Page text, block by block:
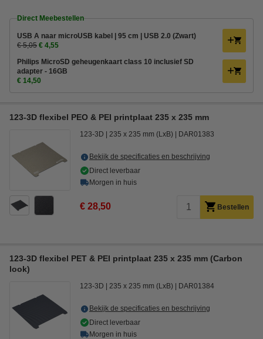
Direct Meebestellen
USB A naar microUSB kabel | 95 cm | USB 2.0 (Zwart)
€ 5,05 € 4,55
Philips MicroSD geheugenkaart class 10 inclusief SD
adapter - 16GB
€ 14,50
123-3D flexibel PEO & PEI printplaat 235 x 235 mm
123-3D 235 x 235 mm (LxB) DAR01383
Bekijk de specificaties en beschrijving
Direct leverbaar
Morgen in huis
€ 28,50 Bestellen
123-3D flexibel PET & PEI printplaat 235 x 235 mm (Carbon
look)
123-3D 235 x 235 mm (LxB) DAR01384
Bekijk de specificaties en beschrijving
Direct leverbaar
Morgen in huis